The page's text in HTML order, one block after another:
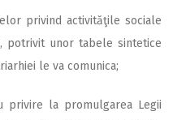
privind activităţile sociale
potrivit unor tabele sintetice
le va comunica;
privire la promulgarea Legii